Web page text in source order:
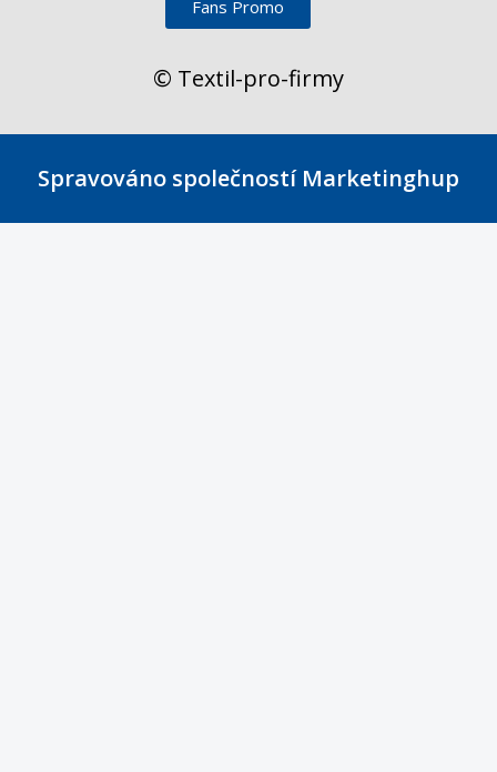
Fans Promo
© Textil-pro-firmy
Spravováno společností Marketinghup